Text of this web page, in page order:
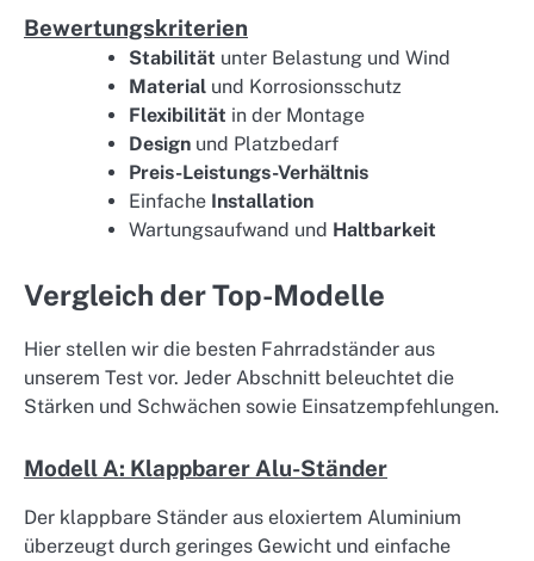
Bewertungskriterien
Stabilität unter Belastung und Wind
Material und Korrosionsschutz
Flexibilität in der Montage
Design und Platzbedarf
Preis-Leistungs-Verhältnis
Einfache Installation
Wartungsaufwand und Haltbarkeit
Vergleich der Top-Modelle
Hier stellen wir die besten Fahrradständer aus
unserem Test vor. Jeder Abschnitt beleuchtet die
Stärken und Schwächen sowie Einsatzempfehlungen.
Modell A: Klappbarer Alu-Ständer
Der klappbare Ständer aus eloxiertem Aluminium
überzeugt durch geringes Gewicht und einfache